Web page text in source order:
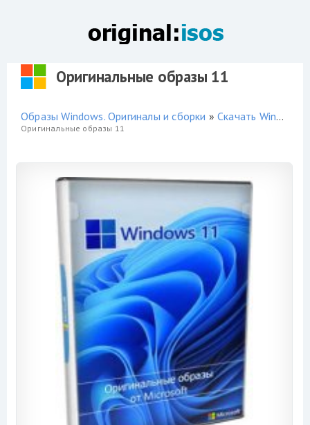
Оригинальные образы 11
Образы Windows. Оригиналы и сборки »Скачать Windows 11 торрент
Оригинальные образы 11